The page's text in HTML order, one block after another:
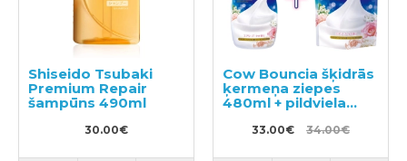
Shiseido Tsubaki
Premium Repair
šampūns 490ml
30.00€
Cow Bouncia šķidrās
ķermeņa ziepes
480ml + pildviela
33.00€ 34.00€